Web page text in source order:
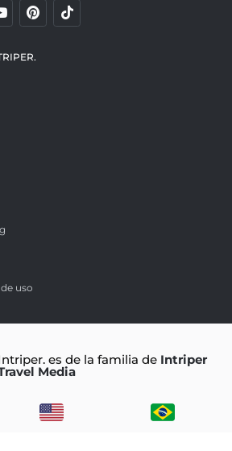
uso
es de la familia de Intriper
Media